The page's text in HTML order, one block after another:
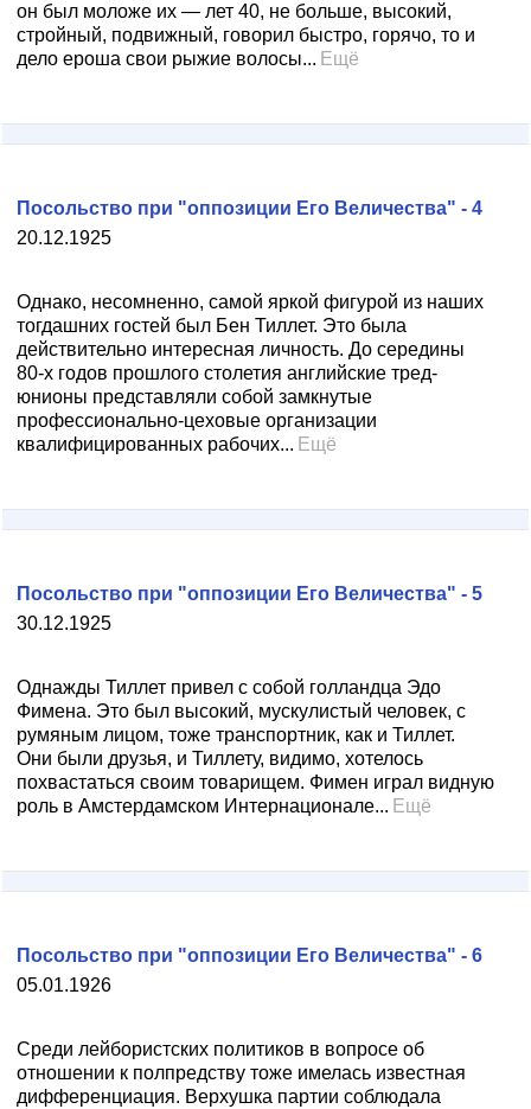
он был моложе их — лет 40, не больше, высокий,
стройный, подвижный, говорил быстро, горячо, то и
дело ероша свои рыжие волосы... Ещё
20.12.1925
Посольство при "оппозиции Его Величества" - 4
Однако, несомненно, самой яркой фигурой из наших
тогдашних гостей был Бен Тиллет. Это была
действительно интересная личность. До середины
80-х годов прошлого столетия английские тред-
юнионы представляли собой замкнутые
профессионально-цеховые организации
квалифицированных рабочих... Ещё
30.12.1925
Посольство при "оппозиции Его Величества" - 5
Однажды Тиллет привел с собой голландца Эдо
Фимена. Это был высокий, мускулистый человек, с
румяным лицом, тоже транспортник, как и Тиллет.
Они были друзья, и Тиллету, видимо, хотелось
похвастаться своим товарищем. Фимен играл видную
роль в Амстердамском Интернационале... Ещё
05.01.1926
Посольство при "оппозиции Его Величества" - 6
Среди лейбористских политиков в вопросе об
отношении к полпредству тоже имелась известная
дифференциация. Верхушка партии соблюдала